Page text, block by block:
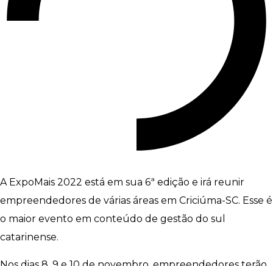
A ExpoMais 2022 está em sua 6ª edição e irá reunir
empreendedores de várias áreas em Criciúma-SC. Esse é
o maior evento em conteúdo de gestão do sul
catarinense.